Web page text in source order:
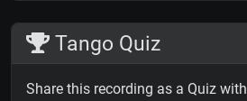
Tango Quiz
Share this recording as a Quiz with